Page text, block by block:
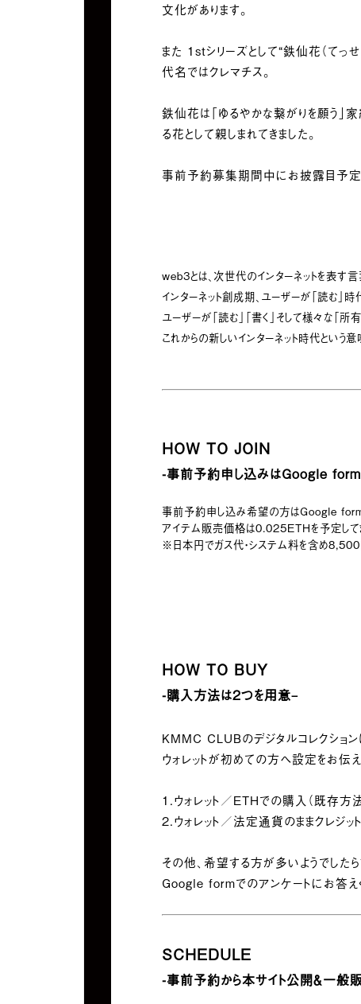
文化があります。
また 1stシリーズとして“鉄仙花（てっ
代名ではクレマチス。
鉄仙花は「ゆるやかな繋がりを願う」
る花として親しまれてきました。
事前予約募集期間中にお披露目予定
web3とは、次世代のインターネットを表す
インターネット創成期、ユーザーが「読む」
ユーザーが「読む」「書く」そして様々な「
これからの新しいインターネット時代という
HOW TO JOIN
-事前予約申し込みはGoogle form
事前予約申し込み希望の方はGoogle form
アイテム販売価格は0.025ETHを予定して
※日本円でガス代・システム料を含め
HOW TO BUY
-購入方法は2つを用意–
KMMC CLUBのデジタルコレクション
ウォレットが初めての方へ設定をお伝
1.ウォレット／ETHでの購入（既存方法
2.ウォレット／法定通貨のままクレジ
その他、希望する方が多いようでした
Google formでのアンケートにお答え
SCHEDULE
-事前予約から本サイト公開＆一般